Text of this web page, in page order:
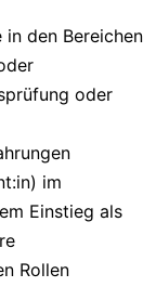
in den Bereichen
oder
im
Einstieg als
Rollen